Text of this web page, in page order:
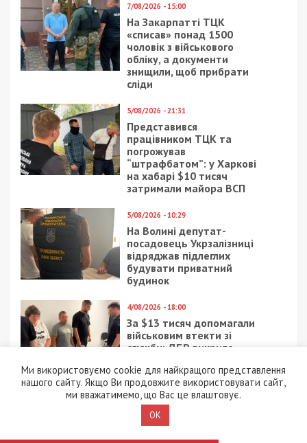
7/08/2026 - 15:00
На Закарпатті ТЦК
«списав» понад 1500
чоловік з військового
обліку, а документи
знищили, щоб прибрати
сліди
5/08/2026 - 21:31
Представився
працівником ТЦК та
погрожував
“штрафбатом”: у Харкові
на хабарі $10 тисяч
затримали майора ВСП
5/08/2026 - 10:29
На Волині депутат-
посадовець Укрзалізниці
відряджав підлеглих
будувати приватний
будинок
4/08/2026 - 18:00
За $13 тисяч допомагали
військовим втекти зі
служби: ДБР викрило
4/08/2026 - 16:30
Поліцейську засудили до
максимальних 8 років
ув’язнення за смертельну
ДТП, у якій загинула 6-
Ми використовуємо cookie для найкращого представлення
нашого сайту. Якщо Ви продовжите використовувати сайт,
ми вважатимемо, що Вас це влаштовує.
OK